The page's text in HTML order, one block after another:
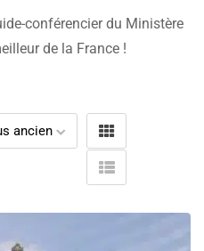
conférencier du Ministère
de la France !